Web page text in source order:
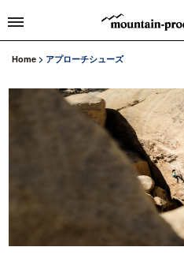
Home > アプローチシューズ